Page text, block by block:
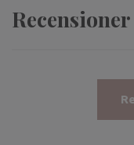
Recensioner